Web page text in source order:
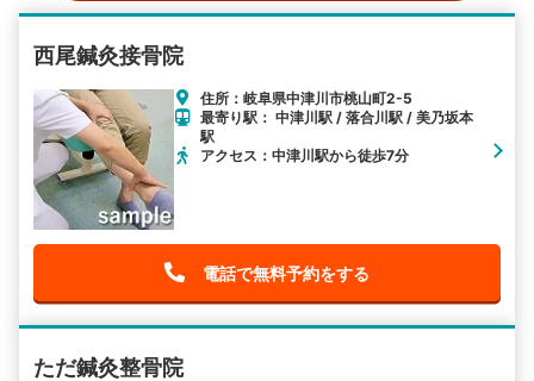
西尾鍼灸接骨院
住所：岐阜県中津川市桃山町2-5
最寄り駅： 中津川駅 / 落合川駅 / 美乃坂本
駅
アクセス：中津川駅から徒歩7分
電話で無料予約をする
ただ鍼灸整骨院